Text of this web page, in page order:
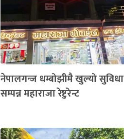
नेपालगन्ज धम्बोझीमै खुल्यो सुविधा
सम्पन्न महाराजा रेष्टुरेन्ट